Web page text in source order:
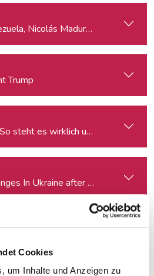
Cookies
um Inhalte und Anzeigen zu
Nicolás Maduro and narco-
Trump
steht es wirklich um die
In Ukraine after four years of